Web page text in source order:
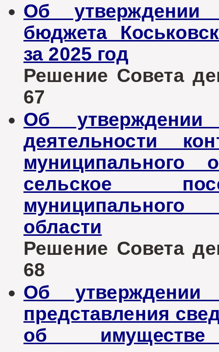
Об утверждении
бюджета
за 2025 год
Решение Совета
67
Об утверждении
деятельности
муниципального
сельское
муниципального
области
Решение Совета
68
Об
представления
об